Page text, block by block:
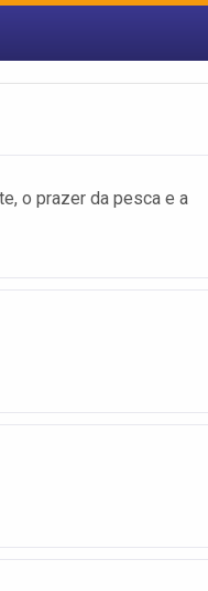
o prazer da pesca e a